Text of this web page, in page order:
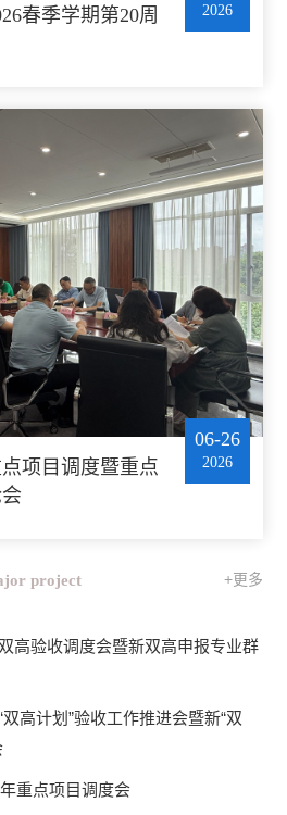
春季学期第20周
2026
项目调度暨重点
06-26
2026
project +更多
高验收调度会暨新双高申报专业群
高计划”验收工作推进会暨新“双
重点项目调度会